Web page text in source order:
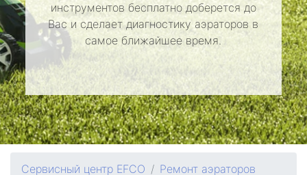
инструментов бесплатно доберется до
Вас и сделает диагностику аэраторов в
самое ближайшее время.
Сервисный центр EFCO
Ремонт аэраторов